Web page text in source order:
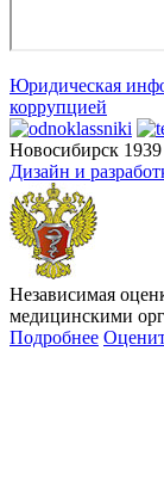
Юридическая
коррупцией
Новосибирск
Дизайн и
Независимая
медицинскими
Подробнее